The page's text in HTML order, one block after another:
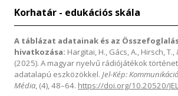
Korhatár - edukációs skála
A táblázat adatainak és az
hivatkozása: Hargitai, H., Gács, A., Hirsch,
(2025). A magyar nyelvű rádiójátékok
adatalapú eszközökkel. Jel-Kép:
Média, (4), 48–64. https://doi.org/10.20520/